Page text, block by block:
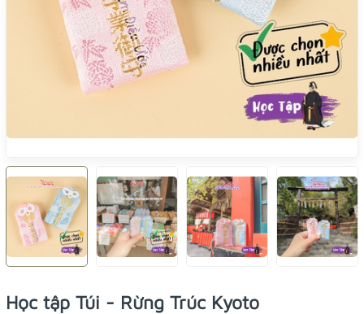
Học tập Túi - Rừng Trúc Kyoto